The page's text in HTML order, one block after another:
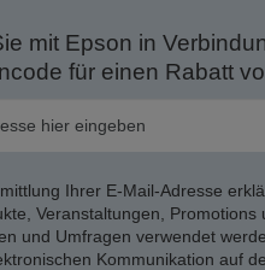
mit Epson in
für einen Rabatt
Ihrer E-Mail-Adresse
Veranstaltungen,
und Umfragen verwendet
Kommunikation auf